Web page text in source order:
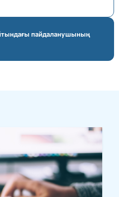
пайдаланушының